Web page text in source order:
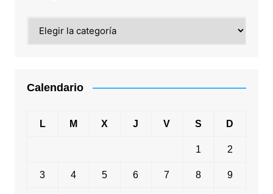
Calendario
L M X J V S D
1 2
3 4 5 6 7 8 9